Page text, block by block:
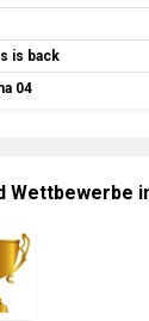
is back
04
Wettbewerbe